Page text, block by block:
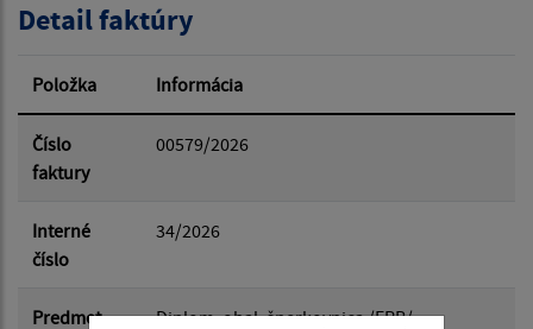
Dátum od:
Dátum do:
Suma od:
Detail faktúry
Položka Informácia
Číslo
faktury
00579/2026
Interné
číslo
34/2026
Predmet Diplom, obal, šperkovnica /ERB/